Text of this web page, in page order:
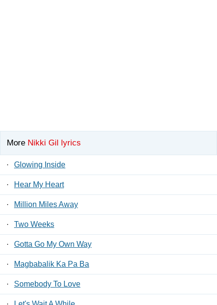
More Nikki Gil lyrics
· Glowing Inside
· Hear My Heart
· Million Miles Away
· Two Weeks
· Gotta Go My Own Way
· Magbabalik Ka Pa Ba
· Somebody To Love